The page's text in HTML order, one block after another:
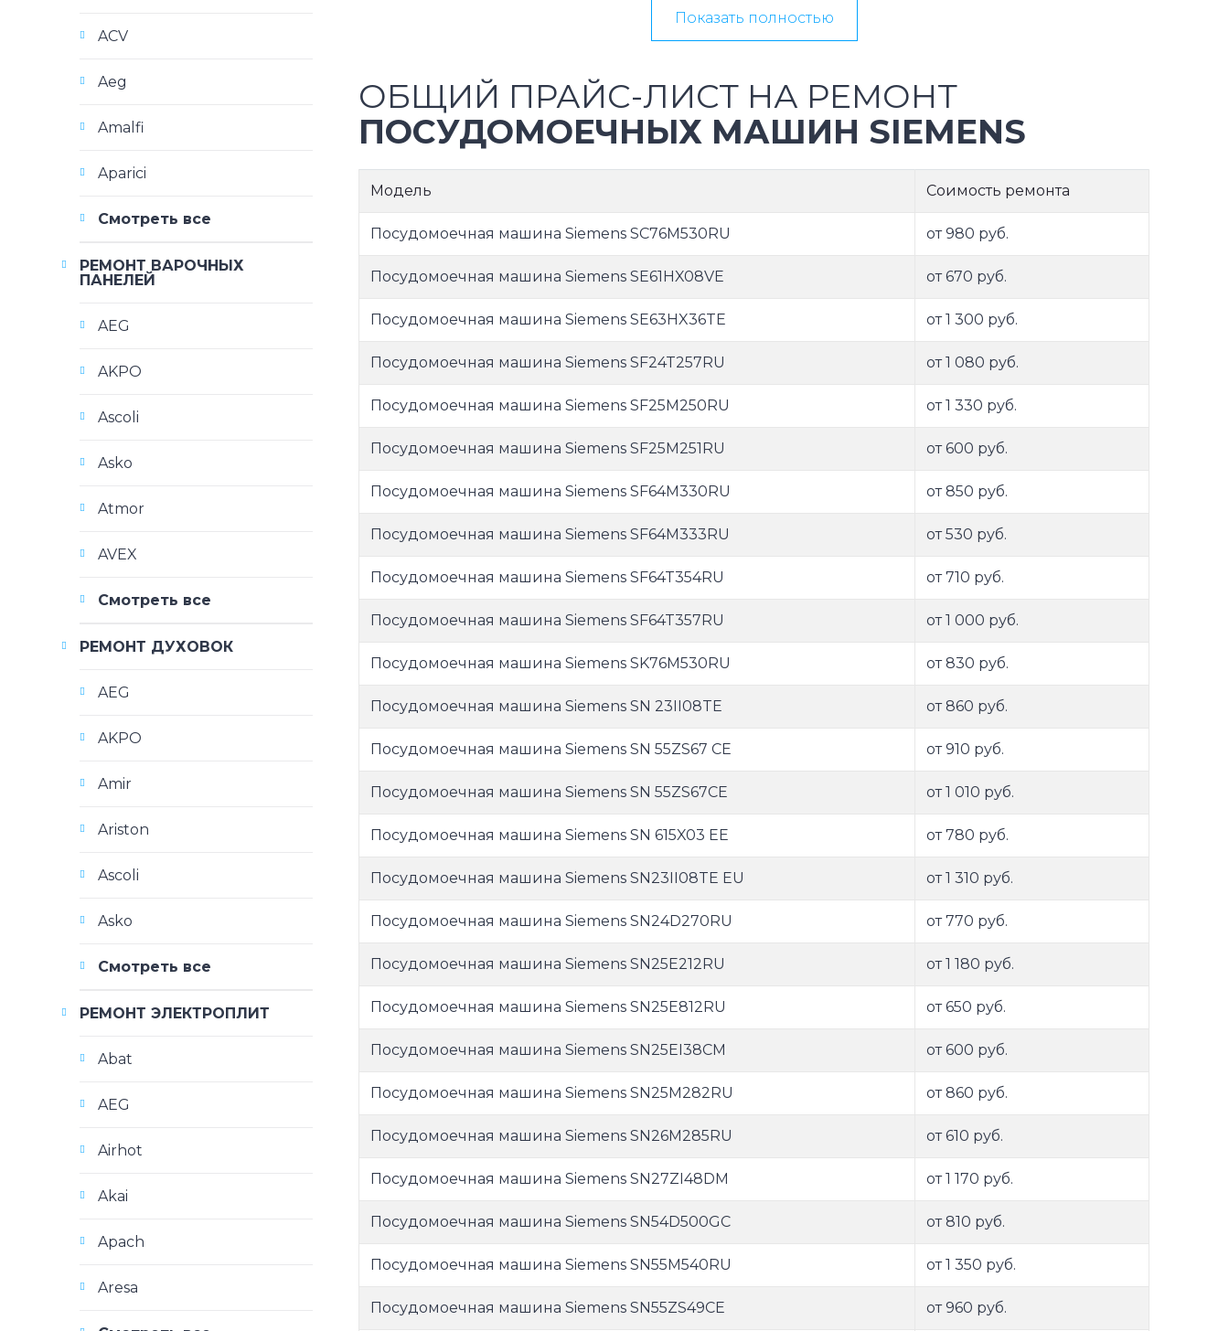
Показать полностью
ОБЩИЙ ПРАЙС-ЛИСТ НА РЕМОНТ
ПОСУДОМОЕЧНЫХ МАШИН SIEMENS
Модель Соимость ремонта
Посудомоечная машина Siemens SC76M530RU от 980 руб.
Посудомоечная машина Siemens SE61HX08VE от 670 руб.
Посудомоечная машина Siemens SE63HX36TE от 1 300 руб.
Посудомоечная машина Siemens SF24T257RU от 1 080 руб.
Посудомоечная машина Siemens SF25M250RU от 1 330 руб.
Посудомоечная машина Siemens SF25M251RU от 600 руб.
Посудомоечная машина Siemens SF64M330RU от 850 руб.
Посудомоечная машина Siemens SF64M333RU от 530 руб.
Посудомоечная машина Siemens SF64T354RU от 710 руб.
Посудомоечная машина Siemens SF64T357RU от 1 000 руб.
Посудомоечная машина Siemens SK76M530RU от 830 руб.
Посудомоечная машина Siemens SN 23II08TE от 860 руб.
Посудомоечная машина Siemens SN 55ZS67 CE от 910 руб.
Посудомоечная машина Siemens SN 55ZS67CE от 1 010 руб.
Посудомоечная машина Siemens SN 615X03 EE от 780 руб.
Посудомоечная машина Siemens SN23II08TE EU от 1 310 руб.
Посудомоечная машина Siemens SN24D270RU от 770 руб.
Посудомоечная машина Siemens SN25E212RU от 1 180 руб.
Посудомоечная машина Siemens SN25E812RU от 650 руб.
Посудомоечная машина Siemens SN25EI38CM от 600 руб.
Посудомоечная машина Siemens SN25M282RU от 860 руб.
Посудомоечная машина Siemens SN26M285RU от 610 руб.
Посудомоечная машина Siemens SN27ZI48DM от 1 170 руб.
Посудомоечная машина Siemens SN54D500GC от 810 руб.
Посудомоечная машина Siemens SN55M540RU от 1 350 руб.
Посудомоечная машина Siemens SN55ZS49CE от 960 руб.
ACV
Aeg
Amalfi
Aparici
Смотреть все
РЕМОНТ ВАРОЧНЫХ
ПАНЕЛЕЙ
AEG
AKPO
Ascoli
Asko
Atmor
AVEX
Смотреть все
РЕМОНТ ДУХОВОК
AEG
AKPO
Amir
Ariston
Ascoli
Asko
Смотреть все
РЕМОНТ ЭЛЕКТРОПЛИТ
Abat
AEG
Airhot
Akai
Apach
Aresa